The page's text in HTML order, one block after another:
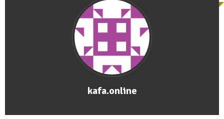
kafa.online